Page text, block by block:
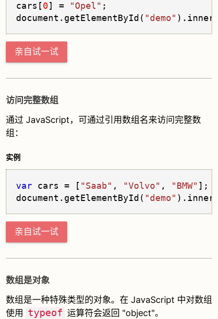
cars[0] = "Opel" ;
document. getElementById ( "demo" ).
亲自试一试
访问完整数组
通过 JavaScript，可通过引用数组名来访问完整数
组：
实例
var cars = [ "Saab" , "Volvo" , "BMW" ];
document. getElementById ( "demo" ).
亲自试一试
数组是对象
数组是一种特殊类型的对象。在 JavaScript 中对数组
使用
typeof 运算符会返回 "object"。